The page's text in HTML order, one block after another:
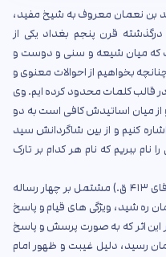
بن نعمان معروف به شیخ مفید،
قرن پنجم بغداد یکی از
که میان شیعه و سنی و دوست و
بخواهیم از احوالات معنوی و
قالب کلمات محدود کرده ایم. وی
میان اساتیدش کافی است به دو
کنیم و از بین شاگردانش سید
ببریم که نام هر کدام بر تارک
رسائل فی الغیبة کتابی از شیخ مفید (متوفای ۴۱۳ ق.) مشتمل بر چهار رساله
ره شید، ویژگی های قیام و پاسخ
این اثر که به صورت پرسش و پاسخ
رسید، دلیل غیبت و ظهور امام